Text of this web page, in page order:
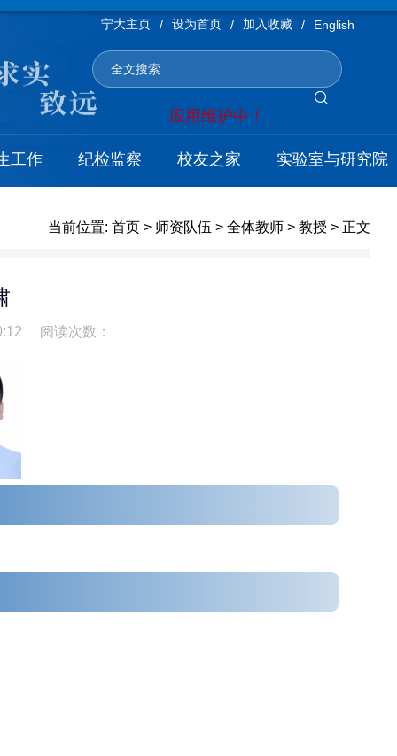
宁大主页 / 设为首页 / 加入收藏 / English
应用维护中！
工作 纪检监察 校友之家 实验室与研究院
当前位置: 首页 > 师资队伍 > 全体教师 > 教授 > 正文
阅读次数：